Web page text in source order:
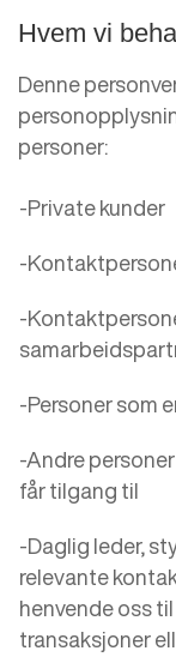
Hvem vi
Denne
personer:
-Private kunder
-
-
-Personer som
-Andre
får tilgang til
-Daglig leder,
relevante
henvende oss
transaksjoner